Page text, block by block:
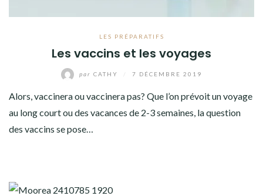
LES PRÉPARATIFS
Les vaccins et les voyages
par CATHY 7 DÉCEMBRE 2019
Alors, vaccinera ou vaccinera pas? Que l’on prévoit un voyage
au long court ou des vacances de 2-3 semaines, la question
des vaccins se pose…